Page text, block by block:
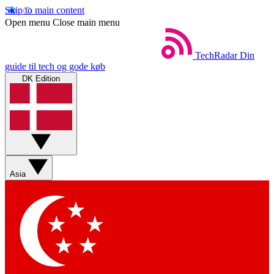
Skip to main content
Open menu Close main menu
TechRadar Din
guide til tech og gode køb
DK Edition
Asia